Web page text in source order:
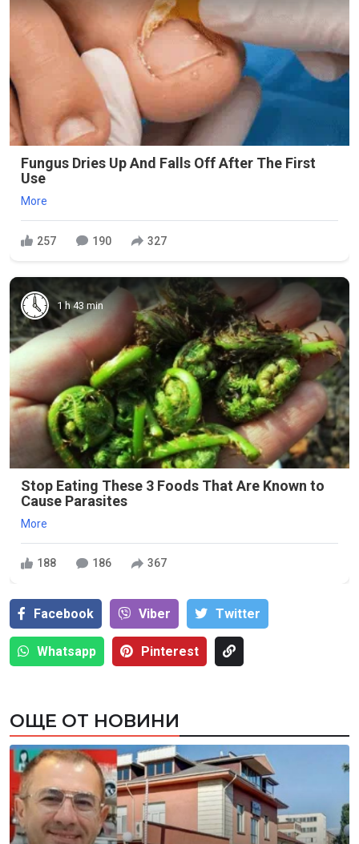
Fungus Dries Up And Falls Off After The First
Use
More
257 190 327
1 h 43 min
Stop Eating These 3 Foods That Are Known to
Cause Parasites
More
188 186 367
Facebook Viber Тwitter
Whatsapp Pinterest
ОЩЕ ОТ НОВИНИ